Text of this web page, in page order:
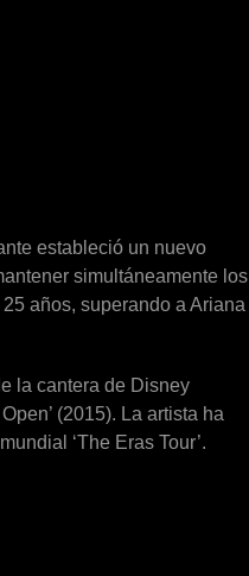
estableció un nuevo
simultáneamente los
años, superando a Ariana
la cantera de Disney
(2015). La artista ha
‘The Eras Tour’.